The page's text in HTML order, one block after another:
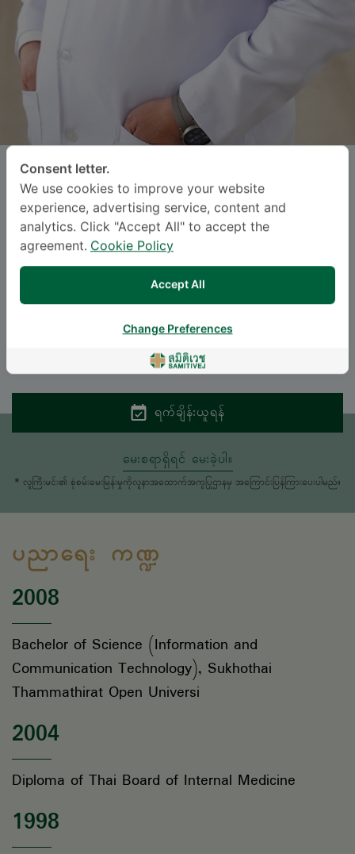
SAYAN CHEEPUDOMWIT, M.D.
ဆစ်မီတဝေ့ ဆူခွန်ဗစ်
Specialties: Internal Medicine
Cardiology, Internal Medicine
ဘာသာစကား
ရက်ချိန်းယူရန်
မေးစရာရှိရင် မေးခဲ့ပါ။
* လူကြီးမင်း၏ စုံစမ်းမေးမြန်းမှုကိုလူနာအထောက်အကူပြုဌာနမှ အကြောင်းပြန်ကြားပေးပါမည်။
ပညာရေး ကဏ္ဍ
2008
Bachelor of Science (Information and
Communication Technology), Sukhothai
Thammathirat Open Universi
2004
Diploma of Thai Board of Internal Medicine
1998
Consent letter.
We use cookies to improve your website
experience, advertising service, content and
analytics. Click "Accept All" to accept the
agreement. Cookie Policy
Accept All
Change Preferences